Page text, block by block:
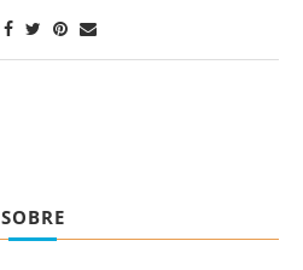
SOBRE